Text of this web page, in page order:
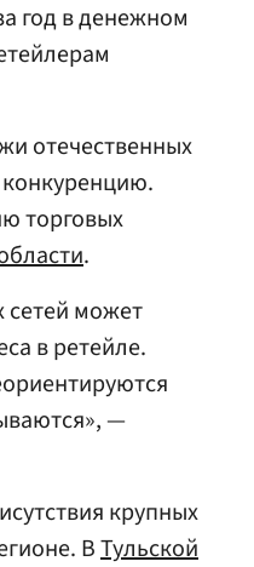
год в денежном
отечественных
торговых
.
сетей может
в ретейле.
—
крупных
ВТульской